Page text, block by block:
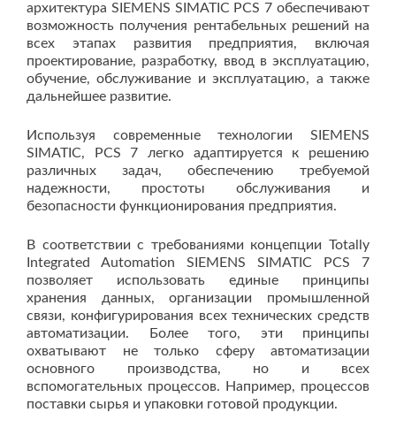
архитектура SIEMENS SIMATIC PCS 7 обеспечивают
возможность получения рентабельных решений на
всех этапах развития предприятия, включая
проектирование, разработку, ввод в эксплуатацию,
обучение, обслуживание и эксплуатацию, а также
дальнейшее развитие.
Используя современные технологии SIEMENS
SIMATIC, PCS 7 легко адаптируется к решению
различных задач, обеспечению требуемой
надежности, простоты обслуживания и
безопасности функционирования предприятия.
В соответствии с требованиями концепции Totally
Integrated Automation SIEMENS SIMATIC PCS 7
позволяет использовать единые принципы
хранения данных, организации промышленной
связи, конфигурирования всех технических средств
автоматизации. Более того, эти принципы
охватывают не только сферу автоматизации
основного производства, но и всех
вспомогательных процессов. Например, процессов
поставки сырья и упаковки готовой продукции.